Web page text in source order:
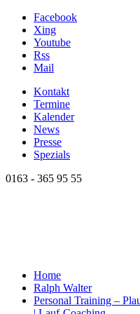
Facebook
Xing
Youtube
Rss
Mail
Kontakt
Termine
Kalender
News
Presse
Spezials
0163 - 365 95 55
Home
Ralph Walter
Personal Training –